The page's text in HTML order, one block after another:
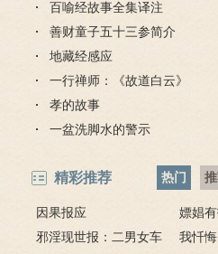
百喻经故事全集译注
善财童子五十三参简介
地藏经感应
一行禅师：《故道白云》
孝的故事
一盆洗脚水的警示
精彩推荐 热门
因果报应
嫖娼
嫖娼报
邪淫现世报：二男女车
我忏